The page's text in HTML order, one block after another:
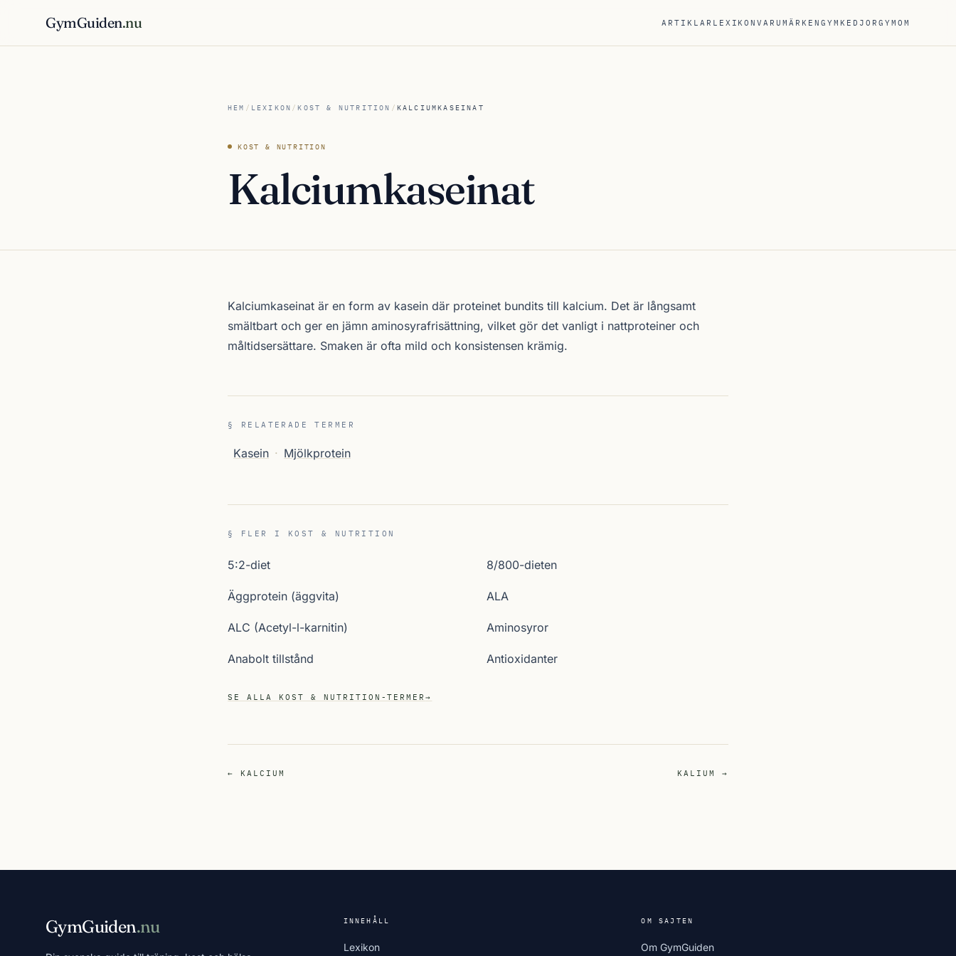
GymGuiden.nu ARTIKLAR LEXIKONVARUMÄRKENGYMKEDJORGYMOM
HEM / LEXIKON /KOST & NUTRITION / KALCIUMKASEINAT
KOST & NUTRITION
Kalciumkaseinat
Kalciumkaseinat är en form av kasein där proteinet bundits till kalcium. Det är långsamt
smältbart och ger en jämn aminosyrafrisättning, vilket gör det vanligt i nattproteiner och
måltidsersättare. Smaken är ofta mild och konsistensen krämig.
§ RELATERADE TERMER
Kasein · Mjölkprotein
§ FLER I KOST & NUTRITION
5:2-diet 8/800-dieten
Äggprotein (äggvita) ALA
ALC (Acetyl-l-karnitin) Aminosyror
Anabolt tillstånd Antioxidanter
SE ALLA KOST & NUTRITION-TERMER→
← KALCIUM KALIUM →
GymGuiden.nu INNEHÅLL
Lexikon
OM SAJTEN
Om GymGuiden